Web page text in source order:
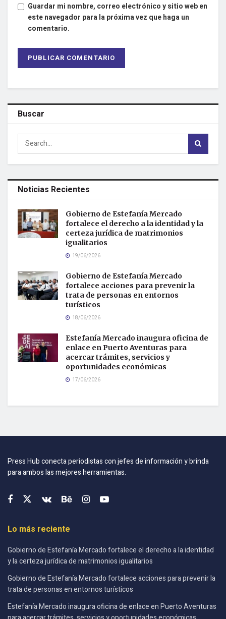
Guardar mi nombre, correo electrónico y sitio web en
este navegador para la próxima vez que haga un
comentario.
Buscar
Noticias Recientes
Gobierno de Estefanía Mercado
fortalece el derecho a la identidad y la
certeza jurídica de matrimonios
igualitarios
19/06/2026
Gobierno de Estefanía Mercado
fortalece acciones para prevenir la
trata de personas en entornos
turísticos
18/06/2026
Estefanía Mercado inaugura oficina de
enlace en Puerto Aventuras para
acercar trámites, servicios y
oportunidades económicas
17/06/2026
Press Hub conecta periodistas con jefes de información y brinda
para ambos las mejores herramientas.
Lo más reciente
Gobierno de Estefanía Mercado fortalece el derecho a la identidad
y la certeza jurídica de matrimonios igualitarios
Gobierno de Estefanía Mercado fortalece acciones para prevenir la
trata de personas en entornos turísticos
Estefanía Mercado inaugura oficina de enlace en Puerto Aventuras